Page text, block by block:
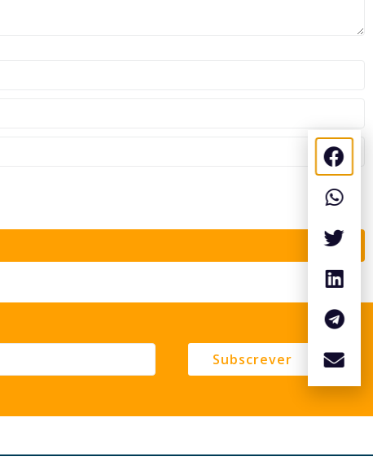
Subscrever